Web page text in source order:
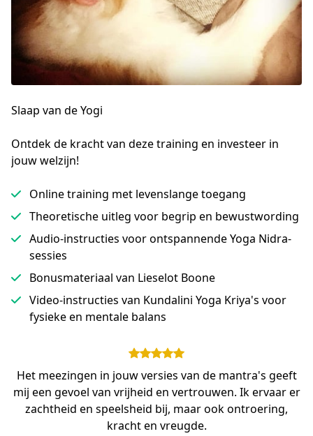
Slaap van de Yogi
Ontdek de kracht van deze training en investeer in
jouw welzijn!
Online training met levenslange toegang
Theoretische uitleg voor begrip en bewustwording
Audio-instructies voor ontspannende Yoga Nidra-
sessies
Bonusmateriaal van Lieselot Boone
Video-instructies van Kundalini Yoga Kriya's voor
fysieke en mentale balans
Het meezingen in jouw versies van de mantra's geeft
mij een gevoel van vrijheid en vertrouwen. Ik ervaar er
zachtheid en speelsheid bij, maar ook ontroering,
kracht en vreugde.